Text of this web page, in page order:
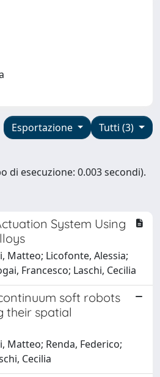
Tutti (3)
Esportazione
di esecuzione: 0.003 secondi).
System Using
Matteo; Licofonte, Alessia;
Francesco; Laschi, Cecilia
soft robots
their spatial
Matteo; Renda, Federico;
Cecilia